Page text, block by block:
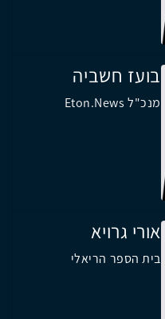
בועז חשביה
מנכ"ל Eton.News
אורי גרויא
בית הספר הריאלי